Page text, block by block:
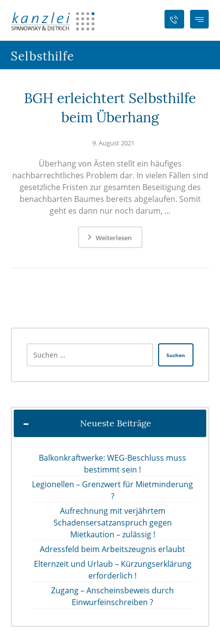
Selbsthilfe
BGH erleichtert Selbsthilfe
beim Überhang
9. August 2021
Überhang von Ästen stellt ein häufiges
nachbarrechtliches Problem dar. In vielen Fällen sind
gesetzliche Fristen zur gesamten Beseitigung des
benachbarten Baumes bereits abgelaufen. Somit
geht es dann nur noch darum, ...
Weiterlesen
Suchen
Neueste Beiträge
Balkonkraftwerke: WEG-Beschluss muss
bestimmt sein !
Legionellen – Grenzwert für Mietminderung
?
Aufrechnung mit verjährtem
Schadensersatzanspruch gegen
Mietkaution – zulässig !
Adressfeld beim Arbeitszeugnis erlaubt
Elternzeit und Urlaub – Kürzungserklärung
erforderlich !
Zugang – Anscheinsbeweis durch
Einwurfeinschreiben ?